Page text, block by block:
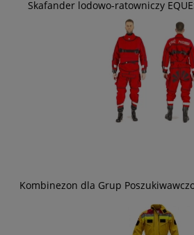
Skafander lodowo-ratowniczy
Kombinezon dla Grup